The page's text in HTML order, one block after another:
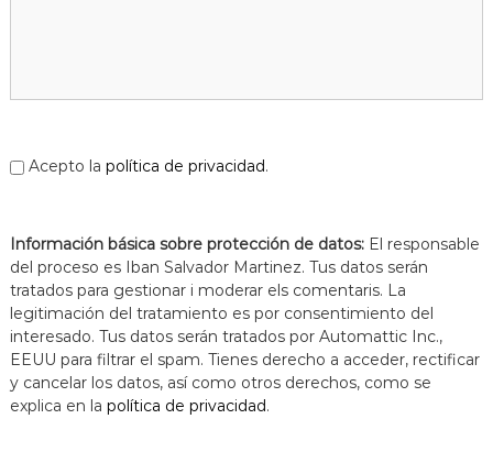
Acepto la política de privacidad.
Información básica sobre protección de datos: El responsable
del proceso es Iban Salvador Martinez. Tus datos serán
tratados para gestionar i moderar els comentaris. La
legitimación del tratamiento es por consentimiento del
interesado. Tus datos serán tratados por Automattic Inc.,
EEUU para filtrar el spam. Tienes derecho a acceder, rectificar
y cancelar los datos, así como otros derechos, como se
explica en la política de privacidad.